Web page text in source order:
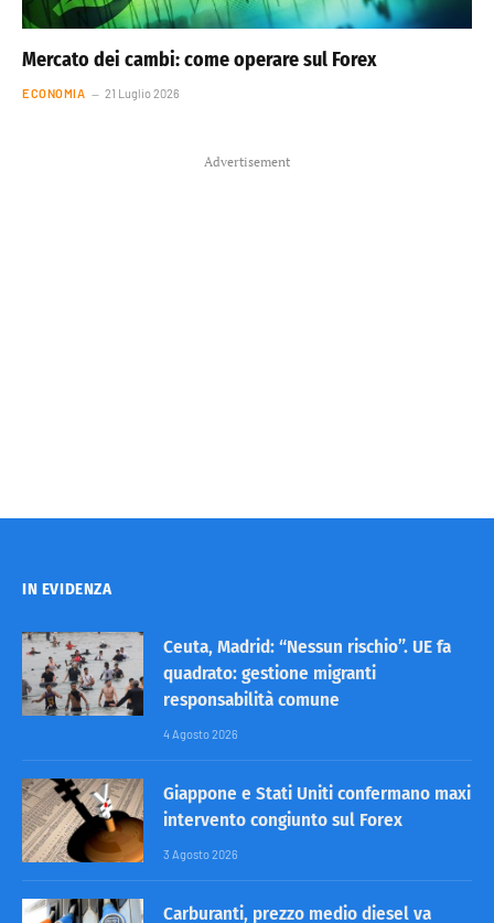
Mercato dei cambi: come operare sul Forex
ECONOMIA 21 Luglio 2026
Advertisement
IN EVIDENZA
Ceuta, Madrid: “Nessun rischio”. UE fa
quadrato: gestione migranti
responsabilità comune
4 Agosto 2026
Giappone e Stati Uniti confermano maxi
intervento congiunto sul Forex
3 Agosto 2026
Carburanti, prezzo medio diesel va